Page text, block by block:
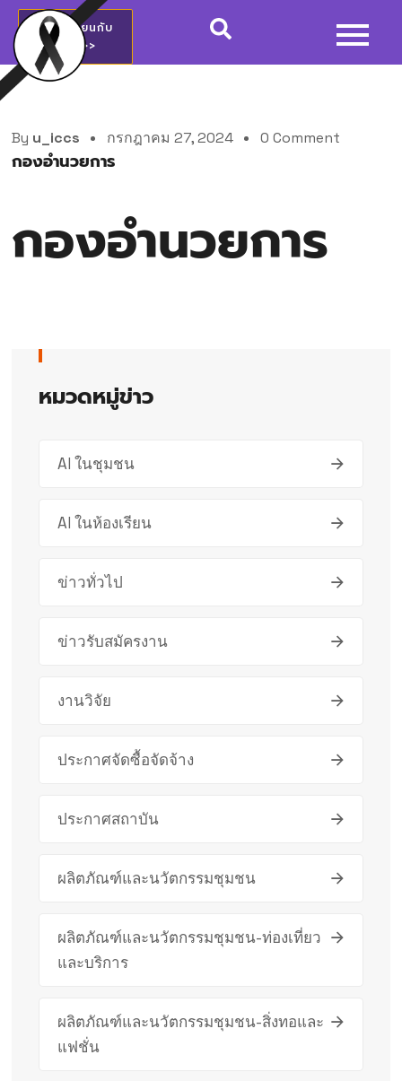
สมัครเรียนกับ
วชช.>>
By u_iccs กรกฎาคม 27, 2024 0 Comment
กองอำนวยการ
กองอำนวยการ
หมวดหมู่ข่าว
AI ในชุมชน
AI ในห้องเรียน
ข่าวทั่วไป
ข่าวรับสมัครงาน
งานวิจัย
ประกาศจัดซื้อจัดจ้าง
ประกาศสถาบัน
ผลิตภัณฑ์และนวัตกรรมชุมชน
ผลิตภัณฑ์และนวัตกรรมชุมชน-ท่องเที่ยว
และบริการ
ผลิตภัณฑ์และนวัตกรรมชุมชน-สิ่งทอและ
แฟชั่น